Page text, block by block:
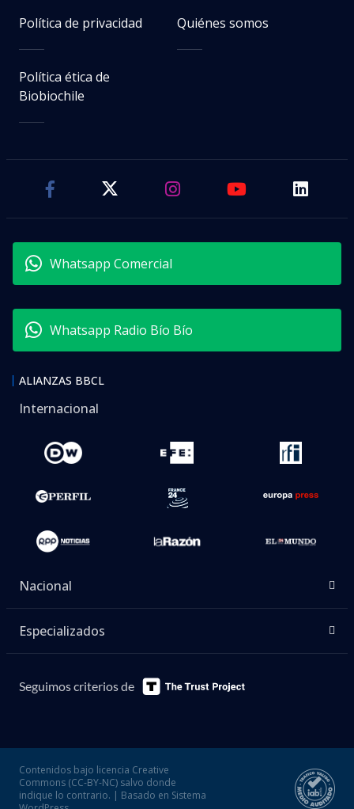
Política de privacidad Quiénes somos
Política ética de
Biobiochile
Whatsapp Comercial
Whatsapp Radio Bío Bío
ALIANZAS BBCL
Internacional
Nacional
Especializados
Seguimos criterios de
Contenidos bajo licencia Creative
Commons (CC-BY-NC) salvo donde
indique lo contrario. | Basado en Sistema